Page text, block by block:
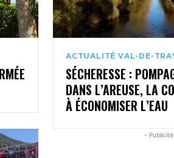
ACTUALITÉ VAL-DE-
SÉCHERESSE :
DANS L’AREUSE, LA
À ÉCONOMISER L’EAU
-